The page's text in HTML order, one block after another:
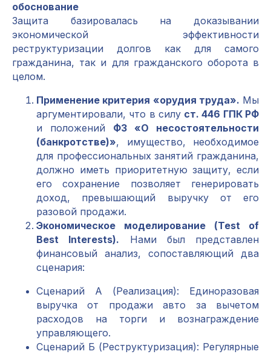
обоснование
Защита базировалась на доказывании
экономической эффективности
реструктуризации долгов как для самого
гражданина, так и для гражданского оборота в
целом.
Применение критерия «орудия труда». Мы
аргументировали, что в силу ст. 446 ГПК РФ
и положений ФЗ «О несостоятельности
(банкротстве)», имущество, необходимое
для профессиональных занятий гражданина,
должно иметь приоритетную защиту, если
его сохранение позволяет генерировать
доход, превышающий выручку от его
разовой продажи.
Экономическое моделирование (Test of
Best Interests). Нами был представлен
финансовый анализ, сопоставляющий два
сценария:
Сценарий А (Реализация): Единоразовая
выручка от продажи авто за вычетом
расходов на торги и вознаграждение
управляющего.
Сценарий Б (Реструктуризация): Регулярные